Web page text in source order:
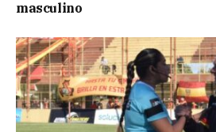
masculino